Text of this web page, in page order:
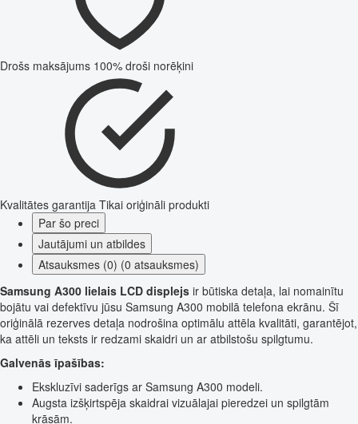
Drošs maksājums 100% droši norēķini
Kvalitātes garantija Tikai oriģināli produkti
Par šo preci
Jautājumi un atbildes
Atsauksmes (0) (0 atsauksmes)
Samsung A300 lielais LCD displejs ir būtiska detaļa, lai nomainītu
bojātu vai defektīvu jūsu Samsung A300 mobilā telefona ekrānu. Šī
oriģinālā rezerves detaļa nodrošina optimālu attēla kvalitāti, garantējot,
ka attēli un teksts ir redzami skaidri un ar atbilstošu spilgtumu.
Galvenās īpašības:
Ekskluzīvi saderīgs ar Samsung A300 modeli.
Augsta izšķirtspēja skaidrai vizuālajai pieredzei un spilgtām
krāsām.